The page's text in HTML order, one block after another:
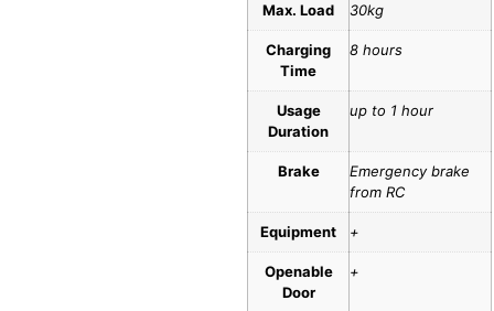
Max. Load 30kg
Charging
Time
8 hours
Usage
Duration
up to 1 hour
Brake
Emergency brake
from RC
Equipment +
Openable
Door
+